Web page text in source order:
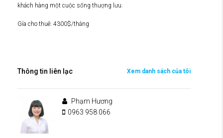
khách hàng một cuộc sống thượng lưu.
Gía cho thuê: 4300$/tháng
Thông tin liên lạc Xem danh sách của tôi
Phạm Hương
0963 958 066